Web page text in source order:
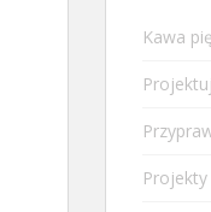
Kawa